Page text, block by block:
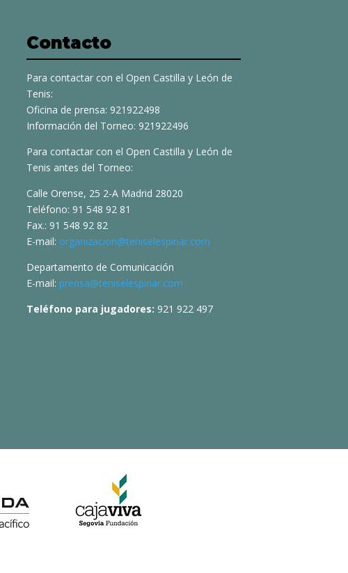
Contacto
Para contactar con el Open Castilla y León de
Tenis:
Oficina de prensa: 921922498
Información del Torneo: 921922496
Para contactar con el Open Castilla y León de
Tenis antes del Torneo:
Calle Orense, 25 2-A Madrid 28020
Teléfono: 91 548 92 81
Fax.: 91 548 92 82
E-mail: organizacion@teniselespinar.com
Departamento de Comunicación
E-mail: prensa@teniselespinar.com
Teléfono para jugadores: 921 922 497